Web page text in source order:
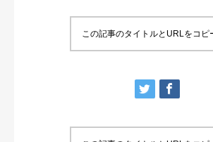
この記事のタイトルとURLをコピ